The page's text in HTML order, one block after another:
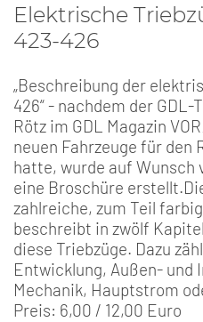
Elektrische
423-426
„Beschreibung der
426“ - nachdem der
Rötz im GDL Magazin
neuen Fahrzeuge für
hatte, wurde auf Wunsch
eine Broschüre
zahlreiche, zum Teil
beschreibt in zwölf
diese Triebzüge. Dazu
Entwicklung, Außen- und
Mechanik, Hauptstrom
Preis: 6,00 / 12,00 Euro